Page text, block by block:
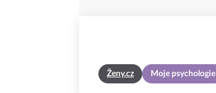
Ženy.cz Moje psychologie